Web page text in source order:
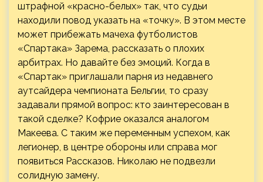
штрафной «красно-белых» так, что судьи
находили повод указать на «точку». В этом месте
может прибежать мачеха футболистов
«Спартака» Зарема, рассказать о плохих
арбитрах. Но давайте без эмоций. Когда в
«Спартак» приглашали парня из недавнего
аутсайдера чемпионата Бельгии, то сразу
задавали прямой вопрос: кто заинтересован в
такой сделке? Кофрие оказался аналогом
Макеева. С таким же переменным успехом, как
легионер, в центре обороны или справа мог
появиться Рассказов. Николаю не подвезли
солидную замену.